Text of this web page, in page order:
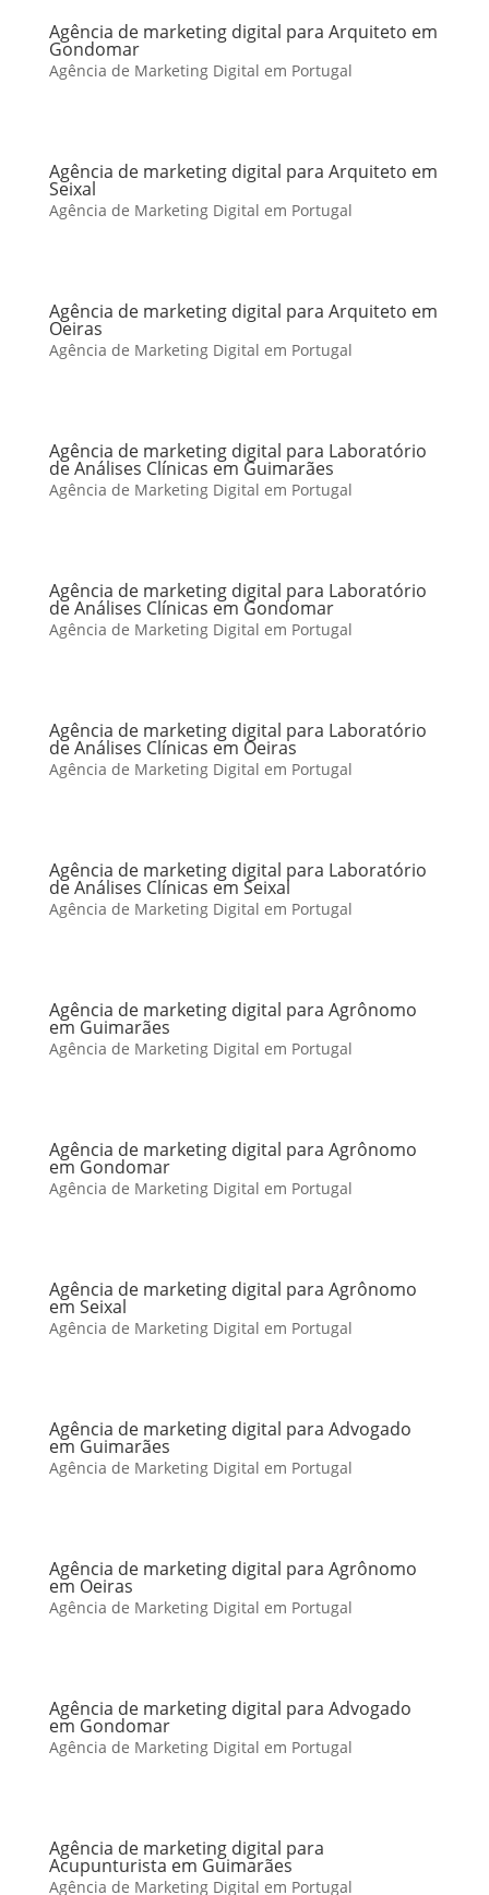
Agência de marketing digital para Arquiteto em
Gondomar
Agência de Marketing Digital em Portugal
Agência de marketing digital para Arquiteto em
Seixal
Agência de Marketing Digital em Portugal
Agência de marketing digital para Arquiteto em
Oeiras
Agência de Marketing Digital em Portugal
Agência de marketing digital para Laboratório
de Análises Clínicas em Guimarães
Agência de Marketing Digital em Portugal
Agência de marketing digital para Laboratório
de Análises Clínicas em Gondomar
Agência de Marketing Digital em Portugal
Agência de marketing digital para Laboratório
de Análises Clínicas em Oeiras
Agência de Marketing Digital em Portugal
Agência de marketing digital para Laboratório
de Análises Clínicas em Seixal
Agência de Marketing Digital em Portugal
Agência de marketing digital para Agrônomo
em Guimarães
Agência de Marketing Digital em Portugal
Agência de marketing digital para Agrônomo
em Gondomar
Agência de Marketing Digital em Portugal
Agência de marketing digital para Agrônomo
em Seixal
Agência de Marketing Digital em Portugal
Agência de marketing digital para Advogado
em Guimarães
Agência de Marketing Digital em Portugal
Agência de marketing digital para Agrônomo
em Oeiras
Agência de Marketing Digital em Portugal
Agência de marketing digital para Advogado
em Gondomar
Agência de Marketing Digital em Portugal
Agência de marketing digital para
Acupunturista em Guimarães
Agência de Marketing Digital em Portugal